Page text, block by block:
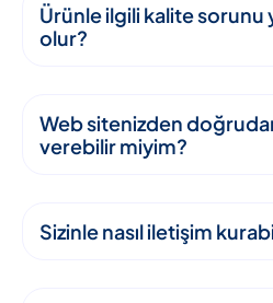
Ürünle ilgili kalite sorunu
olur?
Web sitenizden
verebilir miyim?
Sizinle nasıl iletişim